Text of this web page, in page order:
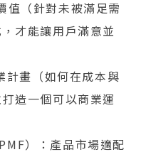
（針對未被滿足需
才能讓用戶滿意並
畫（如何在成本與
造一個可以商業運
）：產品市場適配